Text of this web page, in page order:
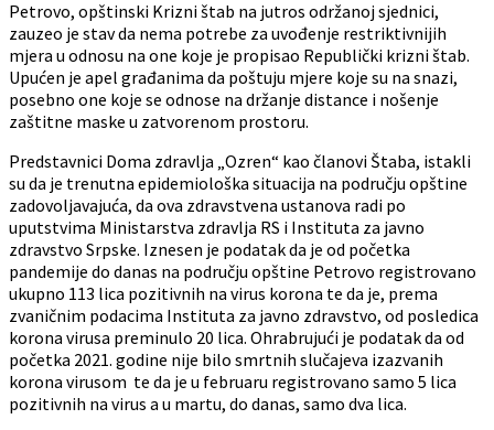
Petrovo, opštinski Krizni štab na jutros održanoj sjednici,
zauzeo je stav da nema potrebe za uvođenje restriktivnijih
mjera u odnosu na one koje je propisao Republički krizni štab.
Upućen je apel građanima da poštuju mjere koje su na snazi,
posebno one koje se odnose na držanje distance i nošenje
zaštitne maske u zatvorenom prostoru.
Predstavnici Doma zdravlja „Ozren“ kao članovi Štaba, istakli
su da je trenutna epidemiološka situacija na području opštine
zadovoljavajuća, da ova zdravstvena ustanova radi po
uputstvima Ministarstva zdravlja RS i Instituta za javno
zdravstvo Srpske. Iznesen je podatak da je od početka
pandemije do danas na području opštine Petrovo registrovano
ukupno 113 lica pozitivnih na virus korona te da je, prema
zvaničnim podacima Instituta za javno zdravstvo, od posledica
korona virusa preminulo 20 lica. Ohrabrujući je podatak da od
početka 2021. godine nije bilo smrtnih slučajeva izazvanih
korona virusom te da je u februaru registrovano samo 5 lica
pozitivnih na virus a u martu, do danas, samo dva lica.